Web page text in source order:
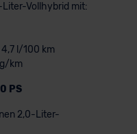
Liter-Vollhybrid mit:
l/100 km
km
PS
2,0-Liter-